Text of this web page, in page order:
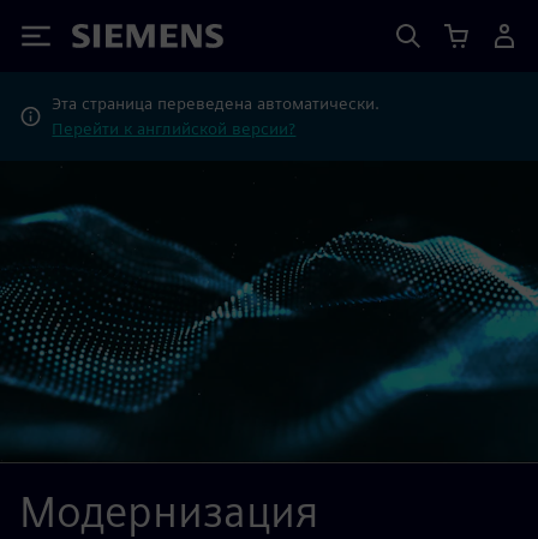
Siemens
Эта страница переведена автоматически.
Перейти к английской версии?
Модернизация